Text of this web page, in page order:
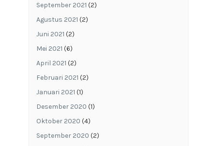
September 2021 (2)
Agustus 2021 (2)
Juni 2021 (2)
Mei 2021 (6)
April 2021 (2)
Februari 2021 (2)
Januari 2021 (1)
Desember 2020 (1)
Oktober 2020 (4)
September 2020 (2)